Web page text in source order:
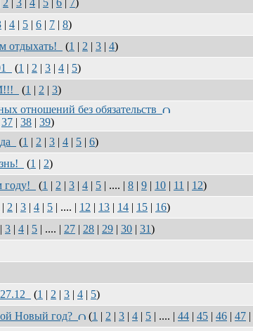
2 | 3 | 4 | 5 | 6 | 7)
| 4 | 5 | 6 | 7 | 8)
отдыхать!
(1 | 2 | 3 | 4)
(1 | 2 | 3 | 4 | 5)
(1 | 2 | 3)
отношений без обязательств
37 | 38 | 39)
(1 | 2 | 3 | 4 | 5 | 6)
(1 | 2)
году!
(1 | 2 | 3 | 4 | 5 | .... | 8 | 9 | 10 | 11 | 12)
| 2 | 3 | 4 | 5 | .... | 12 | 13 | 14 | 15 | 16)
| 3 | 4 | 5 | .... | 27 | 28 | 29 | 30 | 31)
(1 | 2 | 3 | 4 | 5)
Новый год?
(1 | 2 | 3 | 4 | 5 | .... | 44 | 45 | 46 | 47 |